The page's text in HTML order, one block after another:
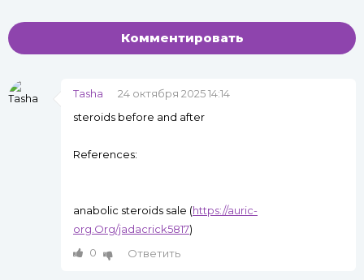
Комментировать
Tasha
24 октября 2025 14:14
steroids before and after
References:
anabolic steroids sale (https://auric-
org.Org/jadacrick5817)
0
Ответить